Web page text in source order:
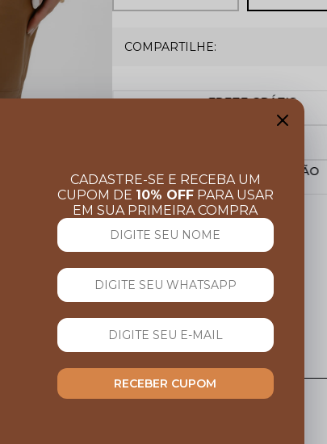
COMPARTILHE:
FRETE GRÁTIS
Acima de R$ 599,00
PARCELE NO CARTÃO
Em até 10x sem juros
CADASTRE-SE E RECEBA UM
CUPOM DE 10% OFFPARA USAR
EM SUA PRIMEIRA COMPRA
RECEBER CUPOM